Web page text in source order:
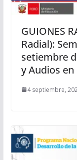
GUIONES
Radial):
setiembre
y Audios
4 septiembre,